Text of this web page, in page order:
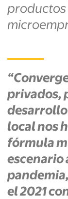
privados,
local nos
fórmula
escenario
el 2021